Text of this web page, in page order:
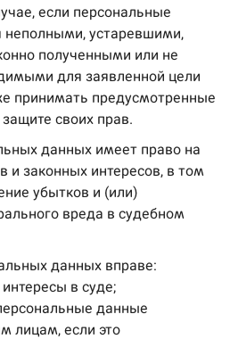
если персональные
неполными, устаревшими,
полученными или не
для заявленной цели
принимать предусмотренные
своих прав.
данных имеет право на
и законных интересов, в том
убытков и (или)
вреда в судебном
данных вправе:
в суде;
данные
лицам, если это